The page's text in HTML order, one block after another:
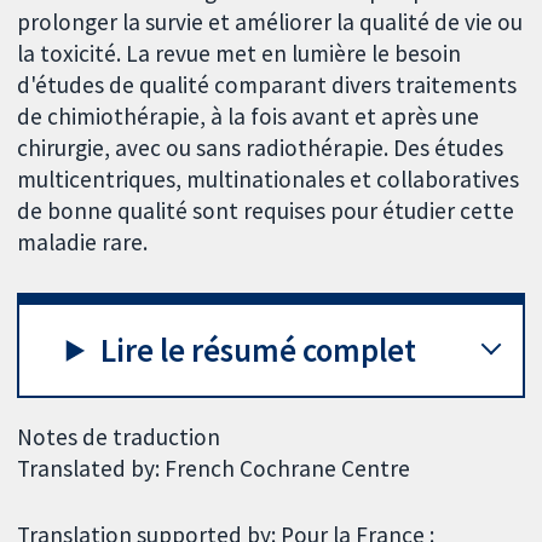
prolonger la survie et améliorer la qualité de vie ou
la toxicité. La revue met en lumière le besoin
d'études de qualité comparant divers traitements
de chimiothérapie, à la fois avant et après une
chirurgie, avec ou sans radiothérapie. Des études
multicentriques, multinationales et collaboratives
de bonne qualité sont requises pour étudier cette
maladie rare.
Lire le résumé complet
Notes de traduction
Translated by: French Cochrane Centre
Translation supported by: Pour la France :